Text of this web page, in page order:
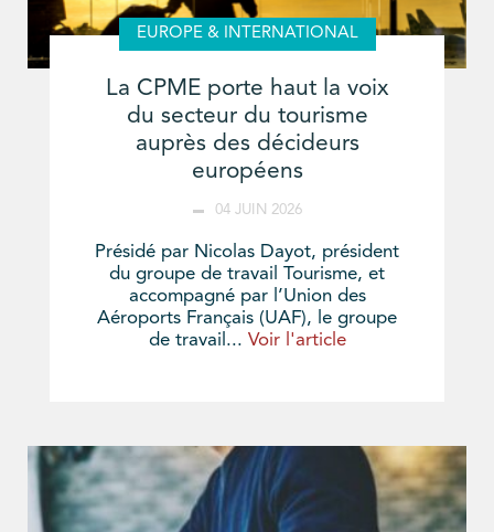
EUROPE & INTERNATIONAL
La CPME porte haut la voix
du secteur du tourisme
auprès des décideurs
européens
04 JUIN 2026
Présidé par Nicolas Dayot, président
du groupe de travail Tourisme, et
accompagné par l’Union des
Aéroports Français (UAF), le groupe
de travail... Voir l'article